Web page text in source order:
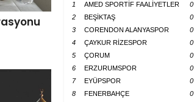
1 AMED SPORTİF FAALİYETLER 0
2
BEŞİKTAŞ 0
3
CORENDON ALANYASPOR 0
4
ÇAYKUR RİZESPOR 0
5
ÇORUM 0
6
ERZURUMSPOR 0
7
EYÜPSPOR 0
8
FENERBAHÇE 0